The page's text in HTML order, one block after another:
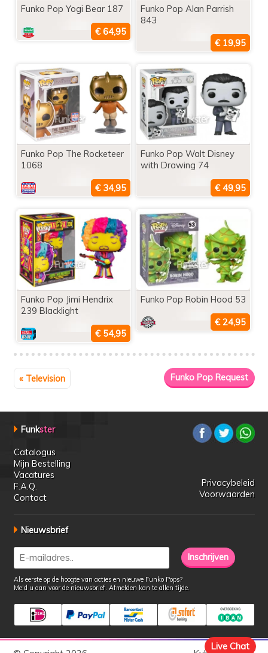
Live Chat
Funko Pop Yogi Bear 187
Funko Pop Alan Parrish
843
Funko Pop The Rocketeer
1068
Funko Pop Walt Disney
with Drawing 74
Funko Pop Jimi Hendrix
239 Blacklight
Funko Pop Robin Hood 53
« Television
Funkster
Catalogus
Mijn Bestelling
Vacatures
F.A.Q.
Contact
Privacybeleid
Voorwaarden
Nieuwsbrief
Als eerste op de hoogte van acties en nieuwe Funko Pops?
Meld u aan voor de nieuwsbrief. Afmelden kan te allen tijde.